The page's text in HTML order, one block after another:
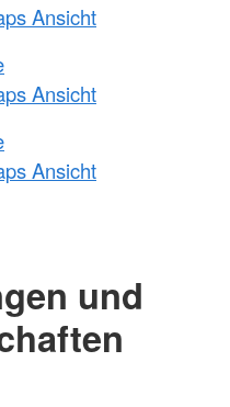
Ansicht
Ansicht
Ansicht
und